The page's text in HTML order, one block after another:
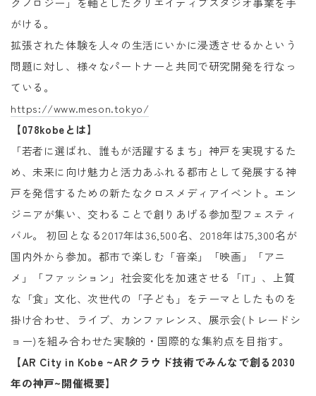
がける。
拡張された体験を人々の生活にいかに浸透させるかという
問題に対し、様々なパートナーと共同で研究開発を行なっ
ている。
https://www.meson.tokyo/
【078kobeとは】
「若者に選ばれ、誰もが活躍するまち」神戸を実現するた
め、未来に向け魅力と活力あふれる都市として発展する神
戸を発信するための新たなクロスメディアイベント。エン
ジニアが集い、交わることで創りあげる参加型フェスティ
バル。 初回となる2017年は36,500名、2018年は75,300名が
国内外から参加。都市で楽しむ「音楽」「映画」「アニ
メ」「ファッション」社会変化を加速させる「IT」、上質
な「食」文化、次世代の「子ども」をテーマとしたものを
掛け合わせ、ライブ、カンファレンス、展示会(トレードシ
ョー)を組み合わせた実験的・国際的な集約点を目指す。
【AR City in Kobe ~ARクラウド技術でみんなで創る2030
年の神戸~開催概要】